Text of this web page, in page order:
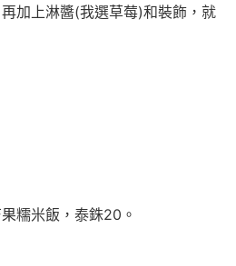
加上淋醬(我選草莓)和裝飾，就
糯米飯，泰銖20。